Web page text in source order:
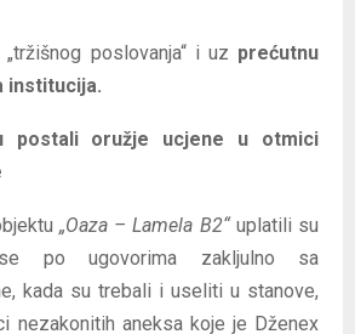
poslovanja“ i uz prećutnu
institucija.
postali oružje ucjene u otmici
„Oaza – Lamela B2“uplatili su
po ugovorima zakljulno sa
kada su trebali i useliti u stanove,
nezakonitih aneksa koje je Dženex